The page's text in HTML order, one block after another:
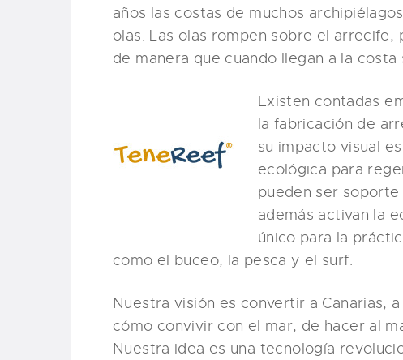
años las costas de muchos
olas. Las olas rompen sobre el
de manera que cuando llegan a la
Existen contadas
la fabricación de
su impacto visual
ecológica para
pueden ser
además activan la
único para la
como el buceo, la pesca y el surf.
Nuestra visión es convertir a Canarias,
cómo convivir con el mar, de hacer al
Nuestra idea es una tecnología